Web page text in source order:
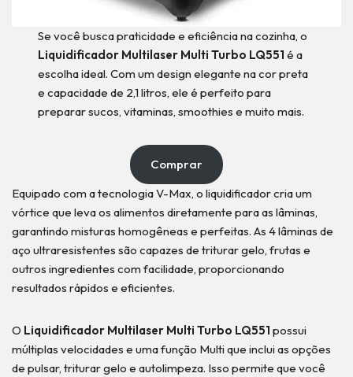
Se você busca praticidade e eficiência na cozinha, o
Liquidificador Multilaser Multi Turbo LQ551 é a
escolha ideal. Com um design elegante na cor preta
e capacidade de 2,1 litros, ele é perfeito para
preparar sucos, vitaminas, smoothies e muito mais.
Comprar
Equipado com a tecnologia V-Max, o liquidificador cria um
vórtice que leva os alimentos diretamente para as lâminas,
garantindo misturas homogêneas e perfeitas. As 4 lâminas de
aço ultraresistentes são capazes de triturar gelo, frutas e
outros ingredientes com facilidade, proporcionando
resultados rápidos e eficientes.
O Liquidificador Multilaser Multi Turbo LQ551 possui
múltiplas velocidades e uma função Multi que inclui as opções
de pulsar, triturar gelo e autolimpeza. Isso permite que você